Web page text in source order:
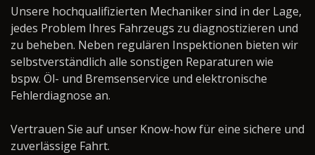
Unsere hochqualifizierten Mechaniker sind in der Lage,
jedes Problem Ihres Fahrzeugs zu diagnostizieren und
zu beheben. Neben regulären Inspektionen bieten wir
selbstverständlich alle sonstigen Reparaturen wie
bspw. Öl- und Bremsenservice und elektronische
Fehlerdiagnose an.
Vertrauen Sie auf unser Know-how für eine sichere und
zuverlässige Fahrt.